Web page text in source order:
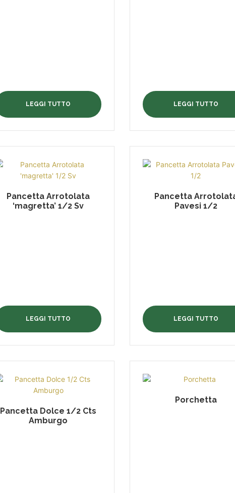
LEGGI TUTTO LEGGI TUTTO
Pancetta Arrotolata
‘magretta’ 1/2 Sv
LEGGI TUTTO
Pancetta
Pavesi 1/2
LEGGI TUTTO
Pancetta Dolce 1/2 Cts
Amburgo
Porchetta